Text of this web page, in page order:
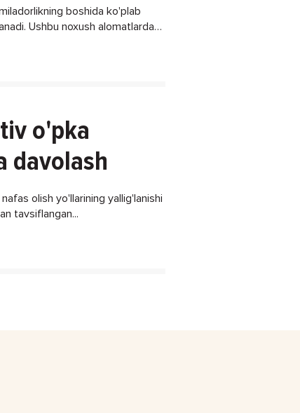
boshida ko'plab
Ushbu noxush alomatlardan
o'pka
davolash
olish yo'llarining yallig'lanishi
tavsiflangan...